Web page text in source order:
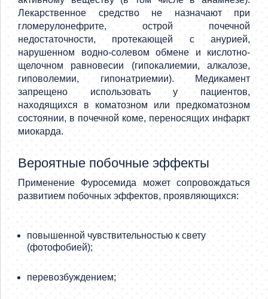
Лекарственное средство не назначают при
гломерулонефрите, острой почечной
недостаточности, протекающей с анурией,
нарушенном водно-солевом обмене и кислотно-
щелочном равновесии (гипокалиемии, алкалозе,
гиповолемии, гипонатриемии). Медикамент
запрещено использовать у пациентов,
находящихся в коматозном или предкоматозном
состоянии, в почечной коме, переносящих инфаркт
миокарда.
Вероятные побочные эффекты
Применение Фуросемида может сопровождаться
развитием побочных эффектов, проявляющихся:
повышенной чувствительностью к свету
(фотофобией);
перевозбуждением;